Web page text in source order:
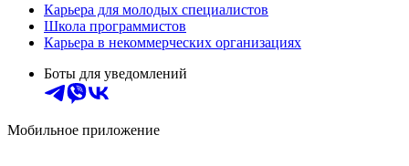
Карьера для молодых специалистов
Школа программистов
Карьера в некоммерческих организациях
Боты для уведомлений
Мобильное приложение